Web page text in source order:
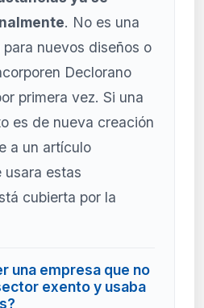
. No es una
nuevos diseños o
Declorano
primera vez. Si una
es de nueva creación
a un artículo
usara estas
cubierta por la
una empresa que no
exento y usaba